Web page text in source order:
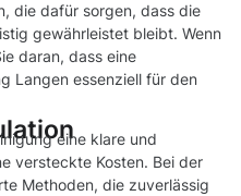
die dafür sorgen, dass die
gewährleistet bleibt. Wenn
daran, dass eine
Langen essenziell für den
eine klare und
versteckte Kosten. Bei der
Methoden, die zuverlässig